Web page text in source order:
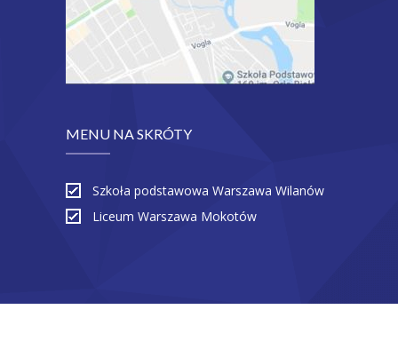
MENU NA SKRÓTY
Szkoła podstawowa Warszawa Wilanów
Liceum Warszawa Mokotów